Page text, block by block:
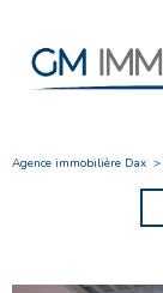
Agence immobilière Dax